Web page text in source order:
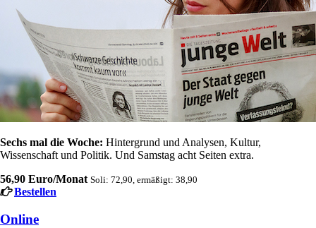
Sechs mal die Woche: Hintergrund und Analysen, Kultur,
Wissenschaft und Politik. Und Samstag acht Seiten extra.
56,90 Euro/Monat Soli: 72,90, ermäßigt: 38,90
Bestellen
Online